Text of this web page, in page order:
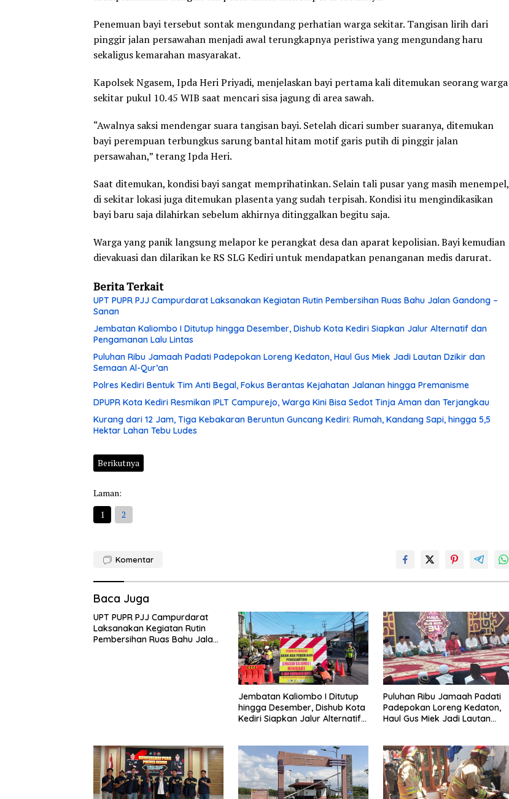
Penemuan bayi tersebut sontak mengundang perhatian warga sekitar. Tangisan lirih dari
pinggir jalan persawahan menjadi awal terungkapnya peristiwa yang mengundang haru
sekaligus kemarahan masyarakat.
Kapolsek Ngasem, Ipda Heri Priyadi, menjelaskan bayi pertama kali ditemukan seorang warga
sekitar pukul 10.45 WIB saat mencari sisa jagung di area sawah.
“Awalnya saksi mendengar suara tangisan bayi. Setelah dicari sumber suaranya, ditemukan
bayi perempuan terbungkus sarung bantal hitam motif garis putih di pinggir jalan
persawahan,” terang Ipda Heri.
Saat ditemukan, kondisi bayi sangat memprihatinkan. Selain tali pusar yang masih menempel,
di sekitar lokasi juga ditemukan plasenta yang sudah terpisah. Kondisi itu mengindikasikan
bayi baru saja dilahirkan sebelum akhirnya ditinggalkan begitu saja.
Warga yang panik langsung melapor ke perangkat desa dan aparat kepolisian. Bayi kemudian
dievakuasi dan dilarikan ke RS SLG Kediri untuk mendapatkan penanganan medis darurat.
Berita Terkait
UPT PUPR PJJ Campurdarat Laksanakan Kegiatan Rutin Pembersihan Ruas Bahu Jalan Gandong –
Sanan
Jembatan Kaliombo I Ditutup hingga Desember, Dishub Kota Kediri Siapkan Jalur Alternatif dan
Pengamanan Lalu Lintas
Puluhan Ribu Jamaah Padati Padepokan Loreng Kedaton, Haul Gus Miek Jadi Lautan Dzikir dan
Semaan Al-Qur’an
Polres Kediri Bentuk Tim Anti Begal, Fokus Berantas Kejahatan Jalanan hingga Premanisme
DPUPR Kota Kediri Resmikan IPLT Campurejo, Warga Kini Bisa Sedot Tinja Aman dan Terjangkau
Kurang dari 12 Jam, Tiga Kebakaran Beruntun Guncang Kediri: Rumah, Kandang Sapi, hingga 5,5
Hektar Lahan Tebu Ludes
Berikutnya
Laman:
1
2
Komentar
Baca Juga
UPT PUPR PJJ Campurdarat
Laksanakan Kegiatan Rutin
Pembersihan Ruas Bahu Jalan
Jembatan Kaliombo I Ditutup
hingga Desember, Dishub Kota
Kediri Siapkan Jalur Alternatif
Puluhan Ribu Jamaah Padati
Padepokan Loreng Kedaton,
Haul Gus Miek Jadi Lautan